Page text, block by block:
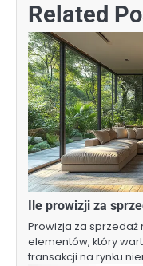
Related
Ile prowizji za
Prowizja za sprzedaż
elementów, który
transakcji na rynku